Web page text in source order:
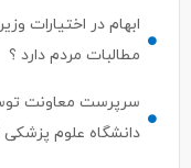
ابهام در اختیارات
مطالبات مردم دارد ؟
سرپرست معاونت
دانشگاه علوم